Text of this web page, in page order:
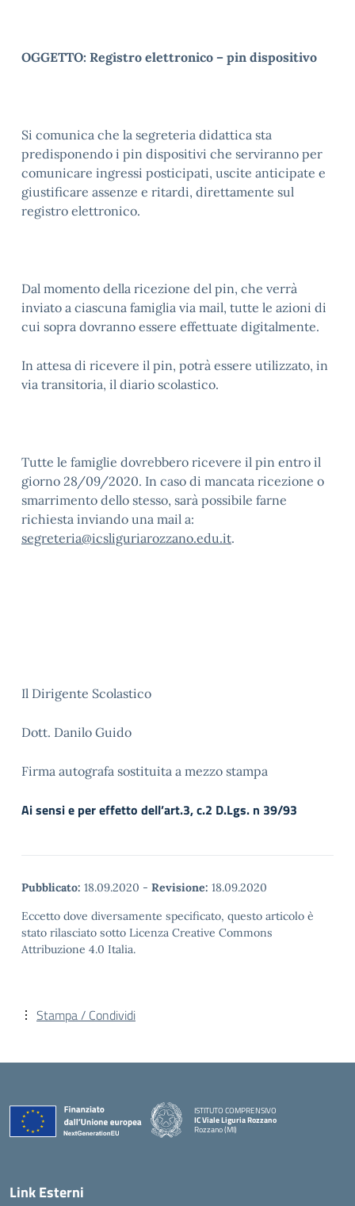
OGGETTO: Registro elettronico – pin dispositivo
Si comunica che la segreteria didattica sta
predisponendo i pin dispositivi che serviranno per
comunicare ingressi posticipati, uscite anticipate e
giustificare assenze e ritardi, direttamente sul
registro elettronico.
Dal momento della ricezione del pin, che verrà
inviato a ciascuna famiglia via mail, tutte le azioni di
cui sopra dovranno essere effettuate digitalmente.
In attesa di ricevere il pin, potrà essere utilizzato, in
via transitoria, il diario scolastico.
Tutte le famiglie dovrebbero ricevere il pin entro il
giorno 28/09/2020. In caso di mancata ricezione o
smarrimento dello stesso, sarà possibile farne
richiesta inviando una mail a:
segreteria@icsliguriarozzano.edu.it.
Il Dirigente Scolastico
Dott. Danilo Guido
Firma autografa sostituita a mezzo stampa
Ai sensi e per effetto dell’art.3, c.2 D.Lgs. n 39/93
Pubblicato: 18.09.2020 - Revisione: 18.09.2020
Eccetto dove diversamente specificato, questo articolo è
stato rilasciato sotto Licenza Creative Commons
Attribuzione 4.0 Italia.
Stampa / Condividi
ISTITUTO COMPRENSIVO
IC Viale Liguria Rozzano
Rozzano (MI)
Link Esterni